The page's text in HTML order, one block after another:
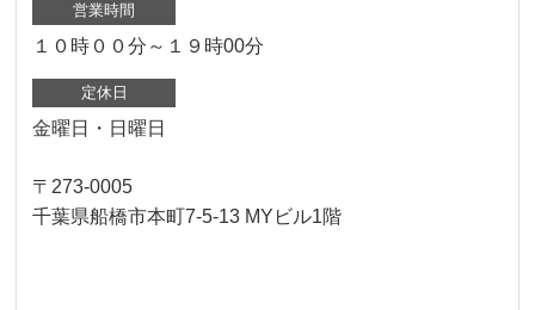
営業時間
１０時００分～１９時00分
定休日
金曜日・日曜日
〒273-0005
千葉県船橋市本町7-5-13 MYビル1階